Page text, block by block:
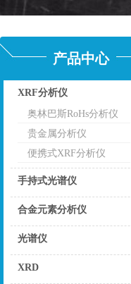
产品中心
XRF分析仪
点击
奥林巴斯RoHs分析仪
贵金属分析仪
便携式XRF分析仪
手持式光谱仪
合金元素分析仪
光谱仪
XRD